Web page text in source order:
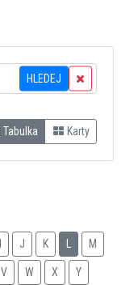
HLEDEJ
Tabulka Karty
J K M
V W X Y